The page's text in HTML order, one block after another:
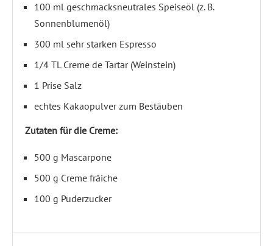
100 ml geschmacksneutrales Speiseöl (z. B.
Sonnenblumenöl)
300 ml sehr starken Espresso
1/4 TL Creme de Tartar (Weinstein)
1 Prise Salz
echtes Kakaopulver zum Bestäuben
Zutaten für die Creme:
500 g Mascarpone
500 g Creme frâiche
100 g Puderzucker